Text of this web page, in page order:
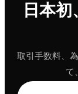
日本
取引手数料、
て